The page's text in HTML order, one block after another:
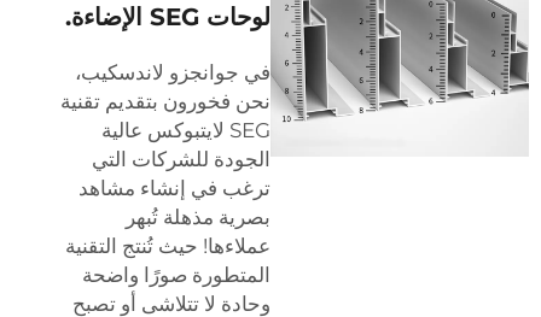
لوحات SEG الإضاءة.
في جوانجزو لاندسكيب،
نحن فخورون بتقديم تقنية
SEG لايتبوكس عالية
الجودة للشركات التي
ترغب في إنشاء مشاهد
بصرية مذهلة تُبهر
عملاءها! حيث تُنتج التقنية
المتطورة صورًا واضحة
وحادة لا تتلاشى أو تصبح